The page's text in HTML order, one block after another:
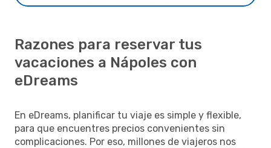
Razones para reservar tus
vacaciones a Nápoles con
eDreams
En eDreams, planificar tu viaje es simple y flexible,
para que encuentres precios convenientes sin
complicaciones. Por eso, millones de viajeros nos